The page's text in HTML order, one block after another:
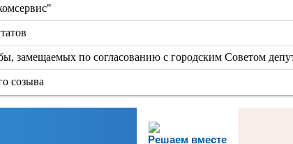
замещаемых по согласованию с городским Советом
созыва
Решаем вместе